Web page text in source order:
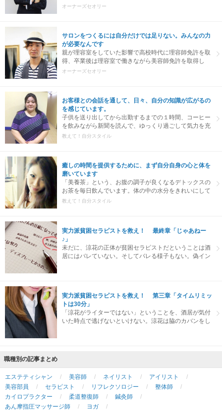
ーをゲストにお迎えしてオーナーまでの道のりを語って
オーナーズセオリー
サロンをつくるには自分だけでは足りない。みんなの力
が必要なんです
親が理容室をしていた影響で高校時代に理容師免許を取
得、卒業後は理容室で働きながら美容師免許を取得し
て、美容室での経験も経て独立をしました。最初の理容
オーナーズセオリー
お客様との会話を通して、日々、自分の知識が広がるの
を感じています。
子供を送り出してから出勤するまでの１時間、コーヒー
を飲みながら新聞を読んで、ゆっくり過ごして気力を充
電します。新聞を読んでいると、お客様との会話につな
教えて！自分スタイル
癒しの時間を提供するために、まず自分自身の心と体を
磨いています
「美養茶」という、お腹の調子が良くなるデトックスの
お茶を毎日飲んでいます。体の中の水分をきれいにして
くれるんです。一日中、お水の代わりにこれを飲んでい
教えて！自分スタイル
実力派貧困セラピストを救え！ 最終章「じゃあねー
♪」
未だに、涼花の正体が貧困セラピストだということは酒
居にはバレていない。そしてバレる様子もない。偽イン
実力派貧困セラピストを救え！ 第三章「タイムリミッ
トは30分」
「涼花がライターではない」ということを、酒居が気付
いた時点で逃げないといけない。涼花は脇のカバンをし
職種別の記事まとめ
エステティシャン 美容師 ネイリスト
アイリスト
美容部員
セラピスト リフレクソロジー
整体師
カイロプラクター
柔道整復師
鍼灸師
あん摩指圧マッサージ師
ヨガ